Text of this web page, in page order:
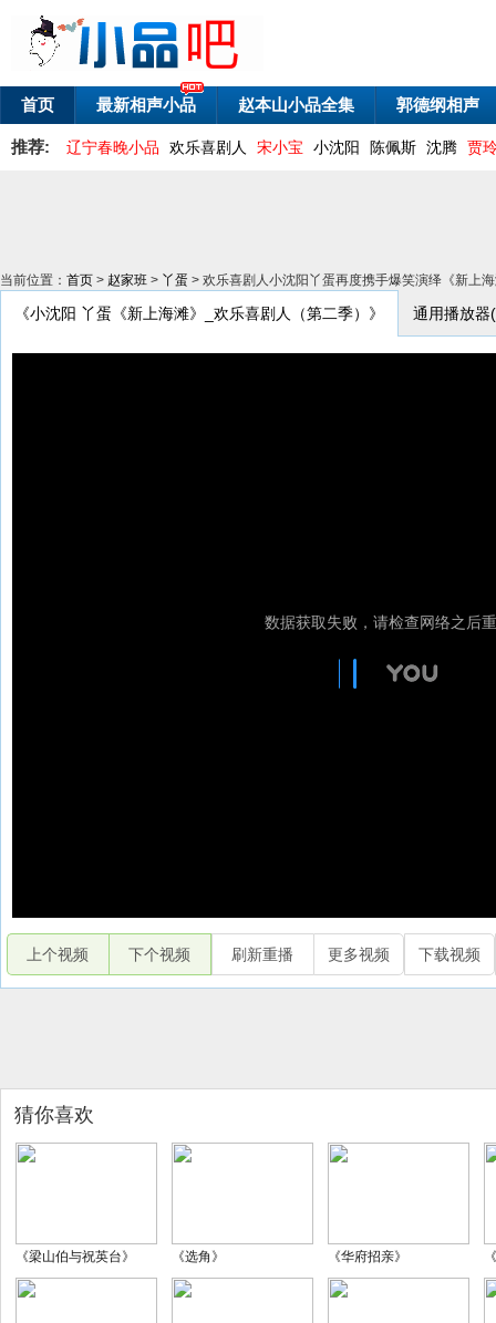
首页 最新相声小品 赵本山小品全集 郭德纲相声
推荐: 辽宁春晚小品 欢乐喜剧人 宋小宝 小沈阳 陈佩斯 沈腾 贾
当前位置： 首页 > 赵家班 > 丫蛋 > 欢乐喜剧人小沈阳丫蛋再度携手爆笑演绎《新上
《小沈阳 丫蛋《新上海滩》_欢乐喜剧人（第二季）》 通用播放器
上个视频 下个视频 刷新重播 更多视频 下载视频
猜你喜欢
《梁山伯与祝英台》 《选角》 《华府招亲》